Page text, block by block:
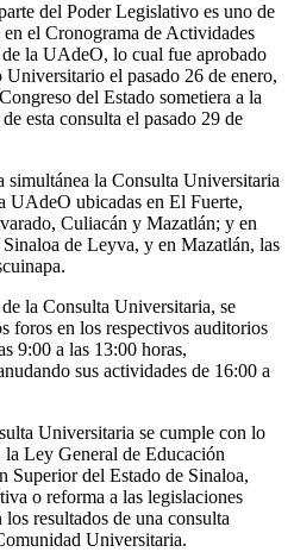
del Poder Legislativo es uno de
el Cronograma de Actividades
la UAdeO, lo cual fue aprobado
el pasado 26 de enero,
del Estado sometiera a la
esta consulta el pasado 29 de
simultánea la Consulta Universitaria
UAdeO ubicadas en El Fuerte,
Culiacán y Mazatlán; y en
de Leyva, y en Mazatlán, las
la Consulta Universitaria, se
foros en los respectivos auditorios
9:00 a las 13:00 horas,
sus actividades de 16:00 a
Universitaria se cumple con lo
la Ley General de Educación
Superior del Estado de Sinaloa,
o reforma a las legislaciones
resultados de una consulta
Universitaria.